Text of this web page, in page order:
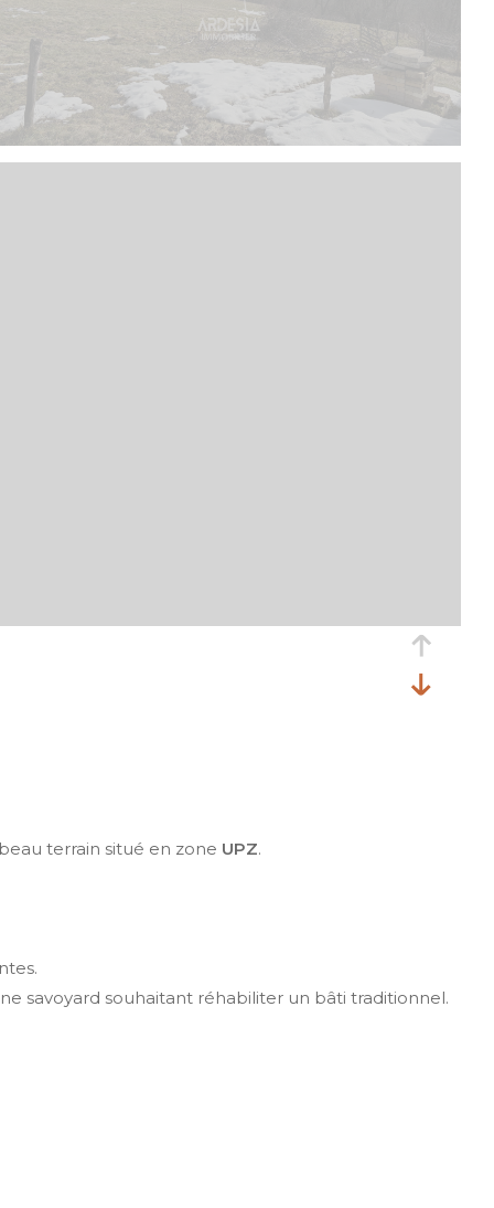
terrain situé en zone UPZ.
savoyard souhaitant réhabiliter un bâti traditionnel.